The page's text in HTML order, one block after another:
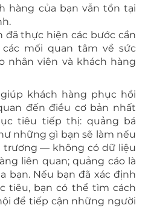
hàng của bạn vẫn tồn tại
đã thực hiện các bước cần
mối quan tâm về sức
nhân viên và khách hàng
khách hàng phục hồi
đến điều cơ bản nhất
tiêu tiếp thị: quảng bá
những gì bạn sẽ làm nếu
trương — không có dữ liệu
liên quan; quảng cáo là
bạn. Nếu bạn đã xác định
tiêu, bạn có thể tìm cách
để tiếp cận những người